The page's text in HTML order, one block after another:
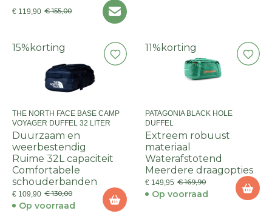
€ 119,90 € 155,00
15% korting
THE NORTH FACE BASE CAMP
VOYAGER DUFFEL 32 LITER
Duurzaam en
weerbestendig
Ruime 32L capaciteit
Comfortabele
schouderbanden
€ 109,90 € 130,00
Op voorraad
11% korting
PATAGONIA BLACK HOLE
DUFFEL
Extreem robuust
materiaal
Waterafstotend
Meerdere draagopties
€ 149,95 € 169,90
Op voorraad